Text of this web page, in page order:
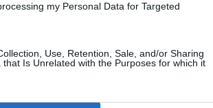
my Personal Data for Targeted
Use, Retention, Sale, and/or Sharing
Is Unrelated with the Purposes for which it